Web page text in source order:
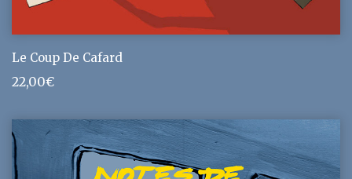
Le Coup De Cafard
22,00€